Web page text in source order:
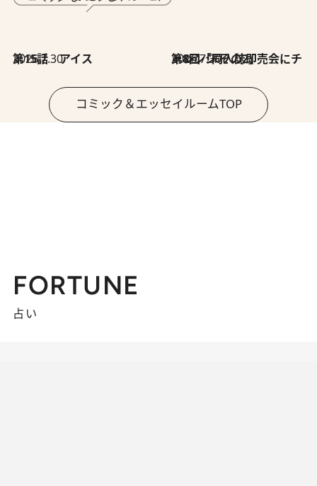
2026.7.30
第15話 アイス 2026.7.30
第8回「同人誌即売会にチャレンジ その2」
コミック＆エッセイルームTOP
FORTUNE
占い